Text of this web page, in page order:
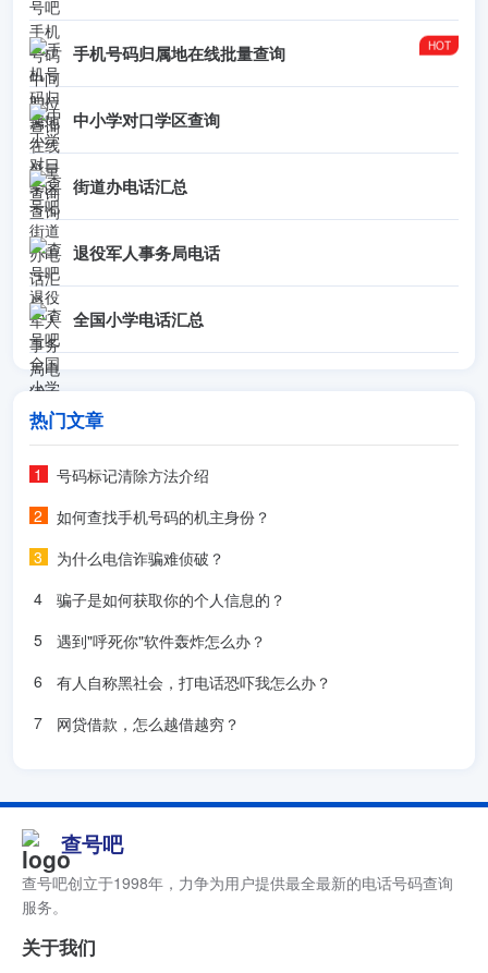
手机号码归属地在线批量查询
中小学对口学区查询
街道办电话汇总
退役军人事务局电话
全国小学电话汇总
热门文章
号码标记清除方法介绍
如何查找手机号码的机主身份？
为什么电信诈骗难侦破？
骗子是如何获取你的个人信息的？
遇到"呼死你"软件轰炸怎么办？
有人自称黑社会，打电话恐吓我怎么办？
网贷借款，怎么越借越穷？
查号吧
查号吧创立于1998年，力争为用户提供最全最新的电话号码查询
服务。
关于我们